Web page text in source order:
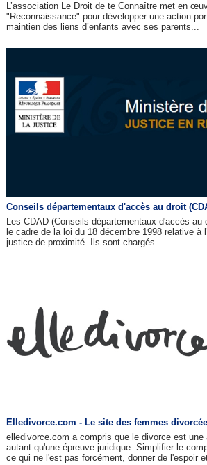
L’association Le Droit de te Connaître met en
"Reconnaissance" pour développer une action
maintien des liens d’enfants avec ses parents...
Conseils départementaux d'accès au droit
Les CDAD (Conseils départementaux d'accès au
le cadre de la loi du 18 décembre 1998 relative à
justice de proximité. Ils sont chargés...
Elledivorce.com - Le site des femmes
elledivorce.com a compris que le divorce est une
autant qu'une épreuve juridique. Simplifier le
ce qui ne l'est pas forcément, donner de l'espoir